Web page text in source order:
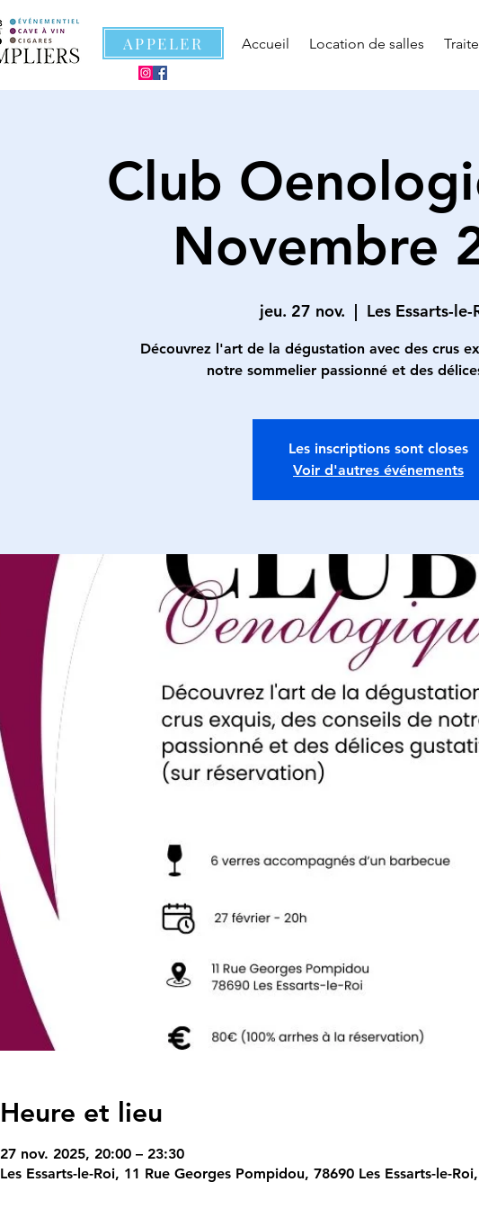
APPELER Accueil Location de salles
Club
Novembre
jeu. 27 nov.
  |
Les Essarts-le-
Découvrez l'art de la dégustation avec des crus
Les inscriptions sont closes
Voir d'autres événements
Heure et lieu
27 nov. 2025, 20:00 – 23:30
Les Essarts-le-Roi, 11 Rue Georges Pompidou, 78690 Les Essarts-le-